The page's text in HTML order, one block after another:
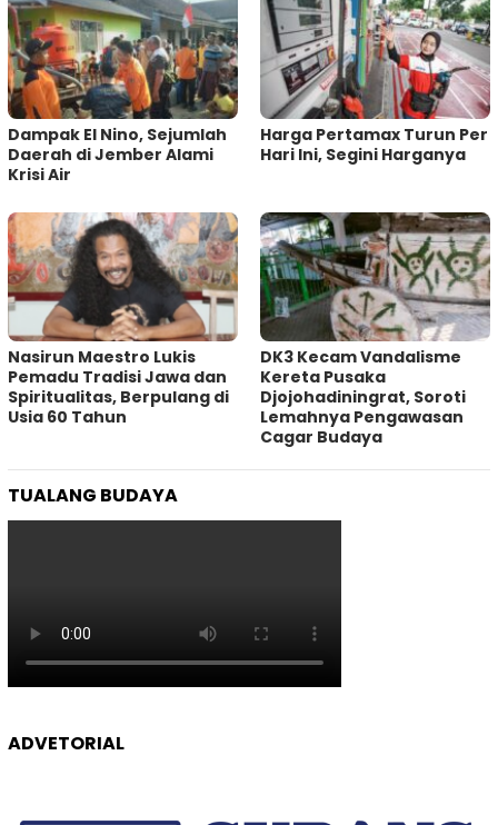
Dampak El Nino, Sejumlah
Daerah di Jember Alami
Krisi Air
Harga Pertamax Turun Per
Hari Ini, Segini Harganya
‎Nasirun Maestro Lukis
Pemadu Tradisi Jawa dan
Spiritualitas, Berpulang di
Usia 60 Tahun
DK3 Kecam Vandalisme
Kereta Pusaka
Djojohadiningrat, Soroti
Lemahnya Pengawasan
Cagar Budaya
TUALANG BUDAYA
ADVETORIAL